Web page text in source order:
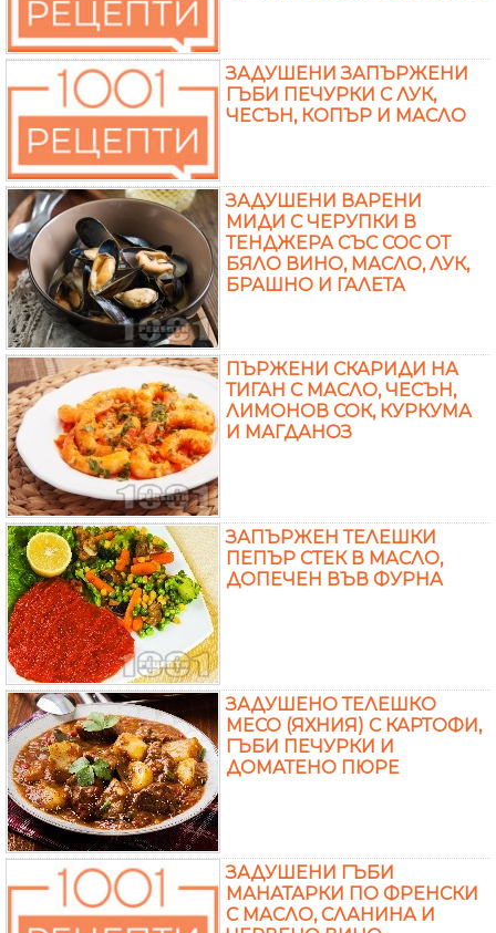
ЗАДУШЕНИ ЗАПЪРЖЕНИ
ГЪБИ ПЕЧУРКИ С ЛУК,
ЧЕСЪН, КОПЪР И МАСЛО
ЗАДУШЕНИ ВАРЕНИ
МИДИ С ЧЕРУПКИ В
ТЕНДЖЕРА СЪС СОС ОТ
БЯЛО ВИНО, МАСЛО, ЛУК,
БРАШНО И ГАЛЕТА
ПЪРЖЕНИ СКАРИДИ НА
ТИГАН С МАСЛО, ЧЕСЪН,
ЛИМОНОВ СОК, КУРКУМА
И МАГДАНОЗ
ЗАПЪРЖЕН ТЕЛЕШКИ
ПЕПЪР СТЕК В МАСЛО,
ДОПЕЧЕН ВЪВ ФУРНА
ЗАДУШЕНО ТЕЛЕШКО
МЕСО (ЯХНИЯ) С КАРТОФИ,
ГЪБИ ПЕЧУРКИ И
ДОМАТЕНО ПЮРЕ
ЗАДУШЕНИ ГЪБИ
МАНАТАРКИ ПО ФРЕНСКИ
С МАСЛО, СЛАНИНА И